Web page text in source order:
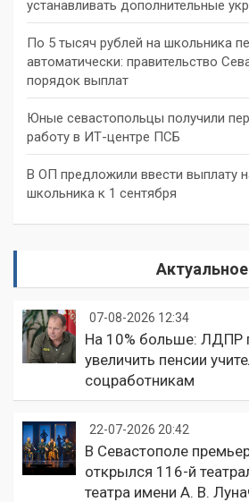
устанавливать дополнительные
По 5 тысяч рублей на школьника
автоматически: правительство
порядок выплат
Юные севастопольцы получили
работу в ИТ-центре ПСБ
В ОП предложили ввести выплату
школьника к 1 сентября
Актуальное
07-08-2026 12:34
На 10% больше: ЛДПР
увеличить пенсии
соцработникам
22-07-2026 20:42
В Севастополе
открылся 116-й
театра имени А. В.